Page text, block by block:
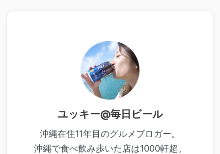
ユッキー@毎日ビール
沖縄在住11年目のグルメブロガー。
沖縄で食べ飲み歩いた店は1000軒超。